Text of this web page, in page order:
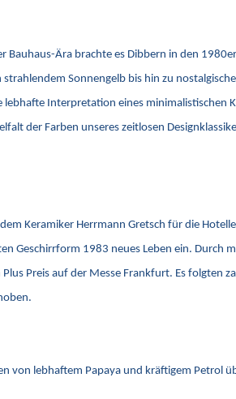
Ära brachte es Dibbern in den
Sonnengelb bis hin zu
Interpretation eines minimalistischen
der Farben unseres zeitlosen
Keramiker Herrmann Gretsch für die
Geschirrform 1983 neues Leben ein. Durch
Preis auf der Messe Frankfurt. Es folgten
von lebhaftem Papaya und kräftigem Petrol